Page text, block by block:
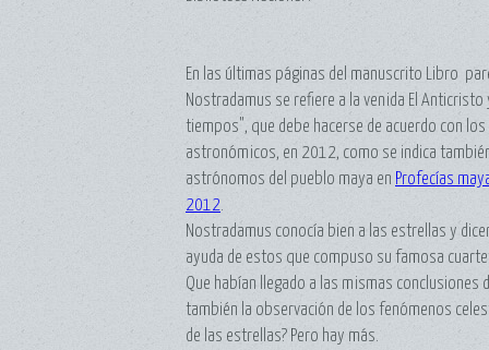
En las últimas páginas del manuscrito Libro
Nostradamus se refiere a la venida El Anticristo
tiempos", que debe hacerse de acuerdo con
astronómicos, en 2012, como se indica
astrónomos del pueblo maya en Profecías
2012
Nostradamus conocía bien a las estrellas y
ayuda de estos que compuso su famosa
Que habían llegado a las mismas conclusiones
también la observación de los fenómenos
de las estrellas? Pero hay más.